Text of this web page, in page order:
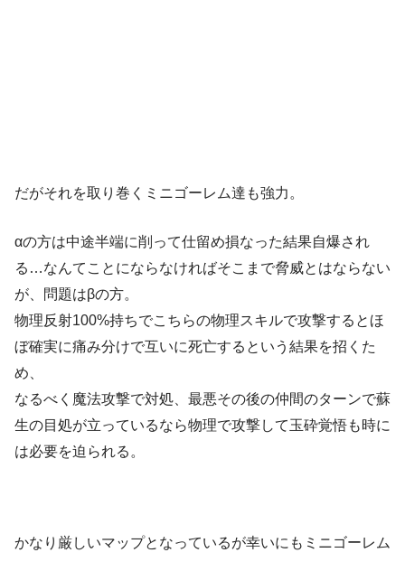
だがそれを取り巻くミニゴーレム達も強力。
αの方は中途半端に削って仕留め損なった結果自爆され
る…なんてことにならなければそこまで脅威とはならない
が、問題はβの方。
物理反射100%持ちでこちらの物理スキルで攻撃するとほ
ぼ確実に痛み分けで互いに死亡するという結果を招くた
め、
なるべく魔法攻撃で対処、最悪その後の仲間のターンで蘇
生の目処が立っているなら物理で攻撃して玉砕覚悟も時に
は必要を迫られる。
かなり厳しいマップとなっているが幸いにもミニゴーレム